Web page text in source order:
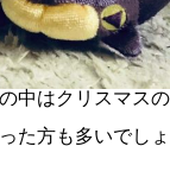
中はクリスマスの
た方も多いでしょ